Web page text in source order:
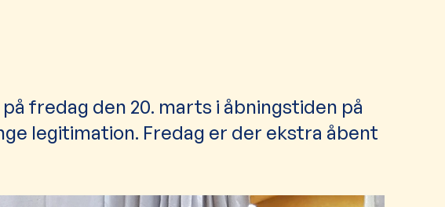
fredag den 20. marts i åbningstiden på
legitimation. Fredag er der ekstra åbent